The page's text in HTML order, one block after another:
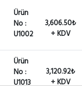
Ürün
No :
U1002
3,606.50₺
+ KDV
Ürün
No :
U1013
3,120.92₺
+ KDV